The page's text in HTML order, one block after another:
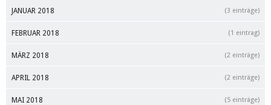
JANUAR 2018 (3 einträge)
FEBRUAR 2018 (1 eintrag)
MÄRZ 2018 (2 einträge)
APRIL 2018 (2 einträge)
MAI 2018 (5 einträge)